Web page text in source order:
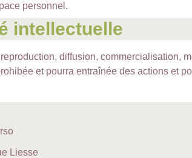
personnel.
intellectuelle
diffusion, commercialisation,
et pourra entraînée des actions et
Liesse